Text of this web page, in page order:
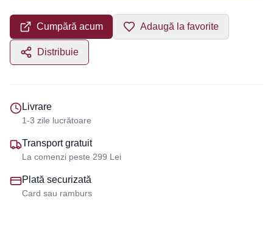
Cumpără acum Adaugă la favorite
Distribuie
Livrare
1-3 zile lucrătoare
Transport gratuit
La comenzi peste 299 Lei
Plată securizată
Card sau ramburs